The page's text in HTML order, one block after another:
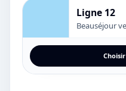
Ligne 12
Beauséjour